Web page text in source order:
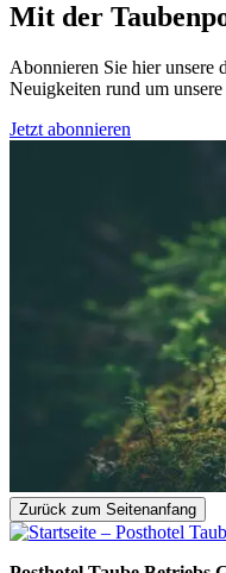
Mit der
Abonnieren Sie hier unsere
Neuigkeiten rund um
Jetzt abonnieren
Zurück zum Seitenanfang